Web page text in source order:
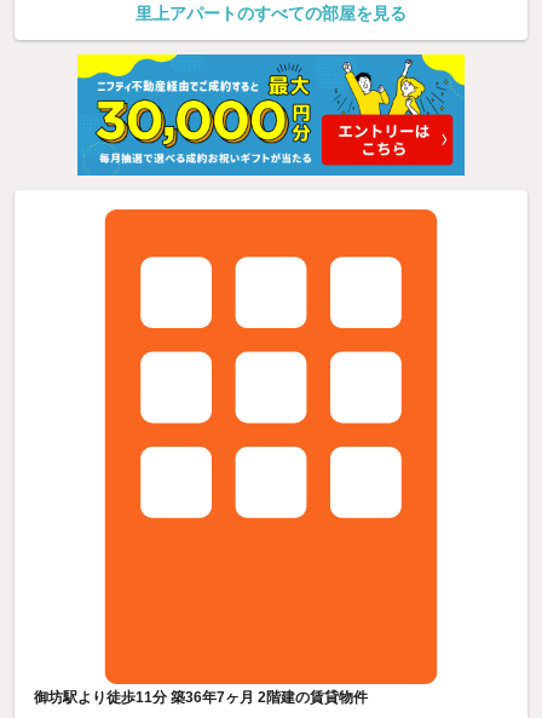
里上アパートのすべての部屋を見る
御坊駅より徒歩11分 築36年7ヶ月 2階建の賃貸物件